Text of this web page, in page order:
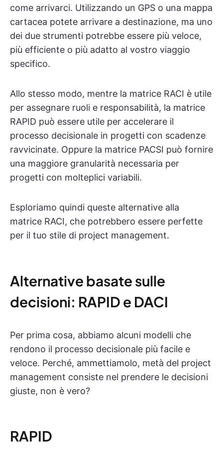
come arrivarci. Utilizzando un GPS o una mappa
cartacea potete arrivare a destinazione, ma uno
dei due strumenti potrebbe essere più veloce,
più efficiente o più adatto al vostro viaggio
specifico.
Allo stesso modo, mentre la matrice RACI è utile
per assegnare ruoli e responsabilità, la matrice
RAPID può essere utile per accelerare il
processo decisionale in progetti con scadenze
ravvicinate. Oppure la matrice PACSI può fornire
una maggiore granularità necessaria per
progetti con molteplici variabili.
Esploriamo quindi queste alternative alla
matrice RACI, che potrebbero essere perfette
per il tuo stile di project management.
Alternative basate sulle
decisioni: RAPID e DACI
Per prima cosa, abbiamo alcuni modelli che
rendono il processo decisionale più facile e
veloce. Perché, ammettiamolo, metà del project
management consiste nel prendere le decisioni
giuste, non è vero?
RAPID